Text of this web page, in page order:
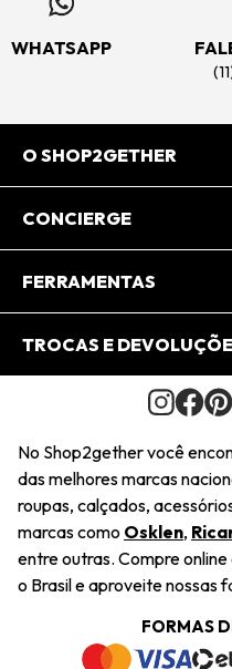
WHATSAPP
O SHOP2GETHER
Sobre Nós
Journal
Saiu na Mídia
Sustentabilidade
Navegando
Termos e Condições
CONCIERGE
Central de Relacionamento
Regulamento e Promoções
FERRAMENTAS
Minha Conta
Pedido de Presente
Wishlist
TROCAS E
Condições Gerais
Troca Fácil
Restituição de Pagamento
Dúvidas Frequentes
Termos e Condições
No Shop2gether você
das melhores marcas
roupas, calçados,
marcas como Osklen,
entre outras. Compre
o Brasil e aproveite nossas
FORMAS